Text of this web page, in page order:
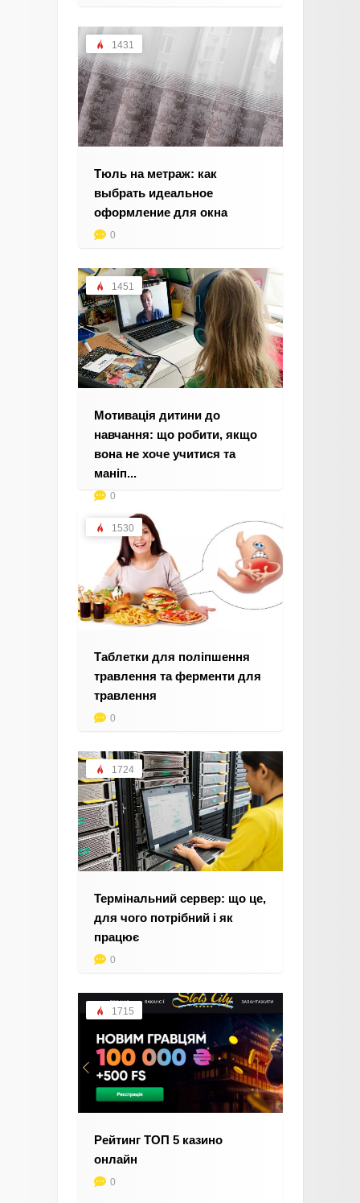
1431
Тюль на метраж: как
выбрать идеальное
оформление для окна
0
1451
Мотивація дитини до
навчання: що робити, якщо
вона не хоче учитися та
маніп...
0
1530
Таблетки для поліпшення
травлення та ферменти для
травлення
0
1724
Термінальний сервер: що це,
для чого потрібний і як
працює
0
1715
Рейтинг ТОП 5 казино
онлайн
0